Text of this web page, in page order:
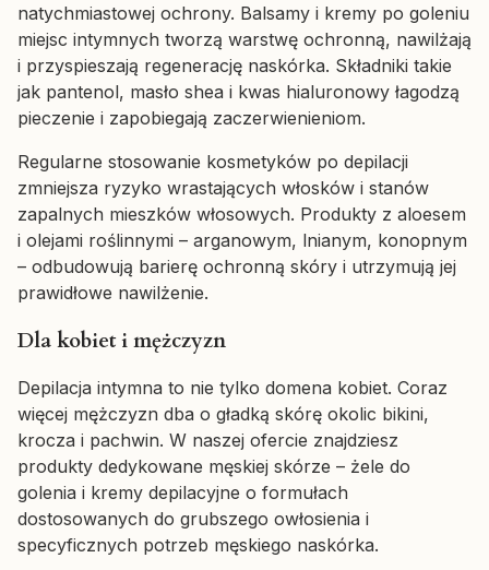
natychmiastowej ochrony. Balsamy i kremy po goleniu
miejsc intymnych tworzą warstwę ochronną, nawilżają
i przyspieszają regenerację naskórka. Składniki takie
jak pantenol, masło shea i kwas hialuronowy łagodzą
pieczenie i zapobiegają zaczerwienieniom.
Regularne stosowanie kosmetyków po depilacji
zmniejsza ryzyko wrastających włosków i stanów
zapalnych mieszków włosowych. Produkty z aloesem
i olejami roślinnymi – arganowym, lnianym, konopnym
– odbudowują barierę ochronną skóry i utrzymują jej
prawidłowe nawilżenie.
Dla kobiet i mężczyzn
Depilacja intymna to nie tylko domena kobiet. Coraz
więcej mężczyzn dba o gładką skórę okolic bikini,
krocza i pachwin. W naszej ofercie znajdziesz
produkty dedykowane męskiej skórze – żele do
golenia i kremy depilacyjne o formułach
dostosowanych do grubszego owłosienia i
specyficznych potrzeb męskiego naskórka.